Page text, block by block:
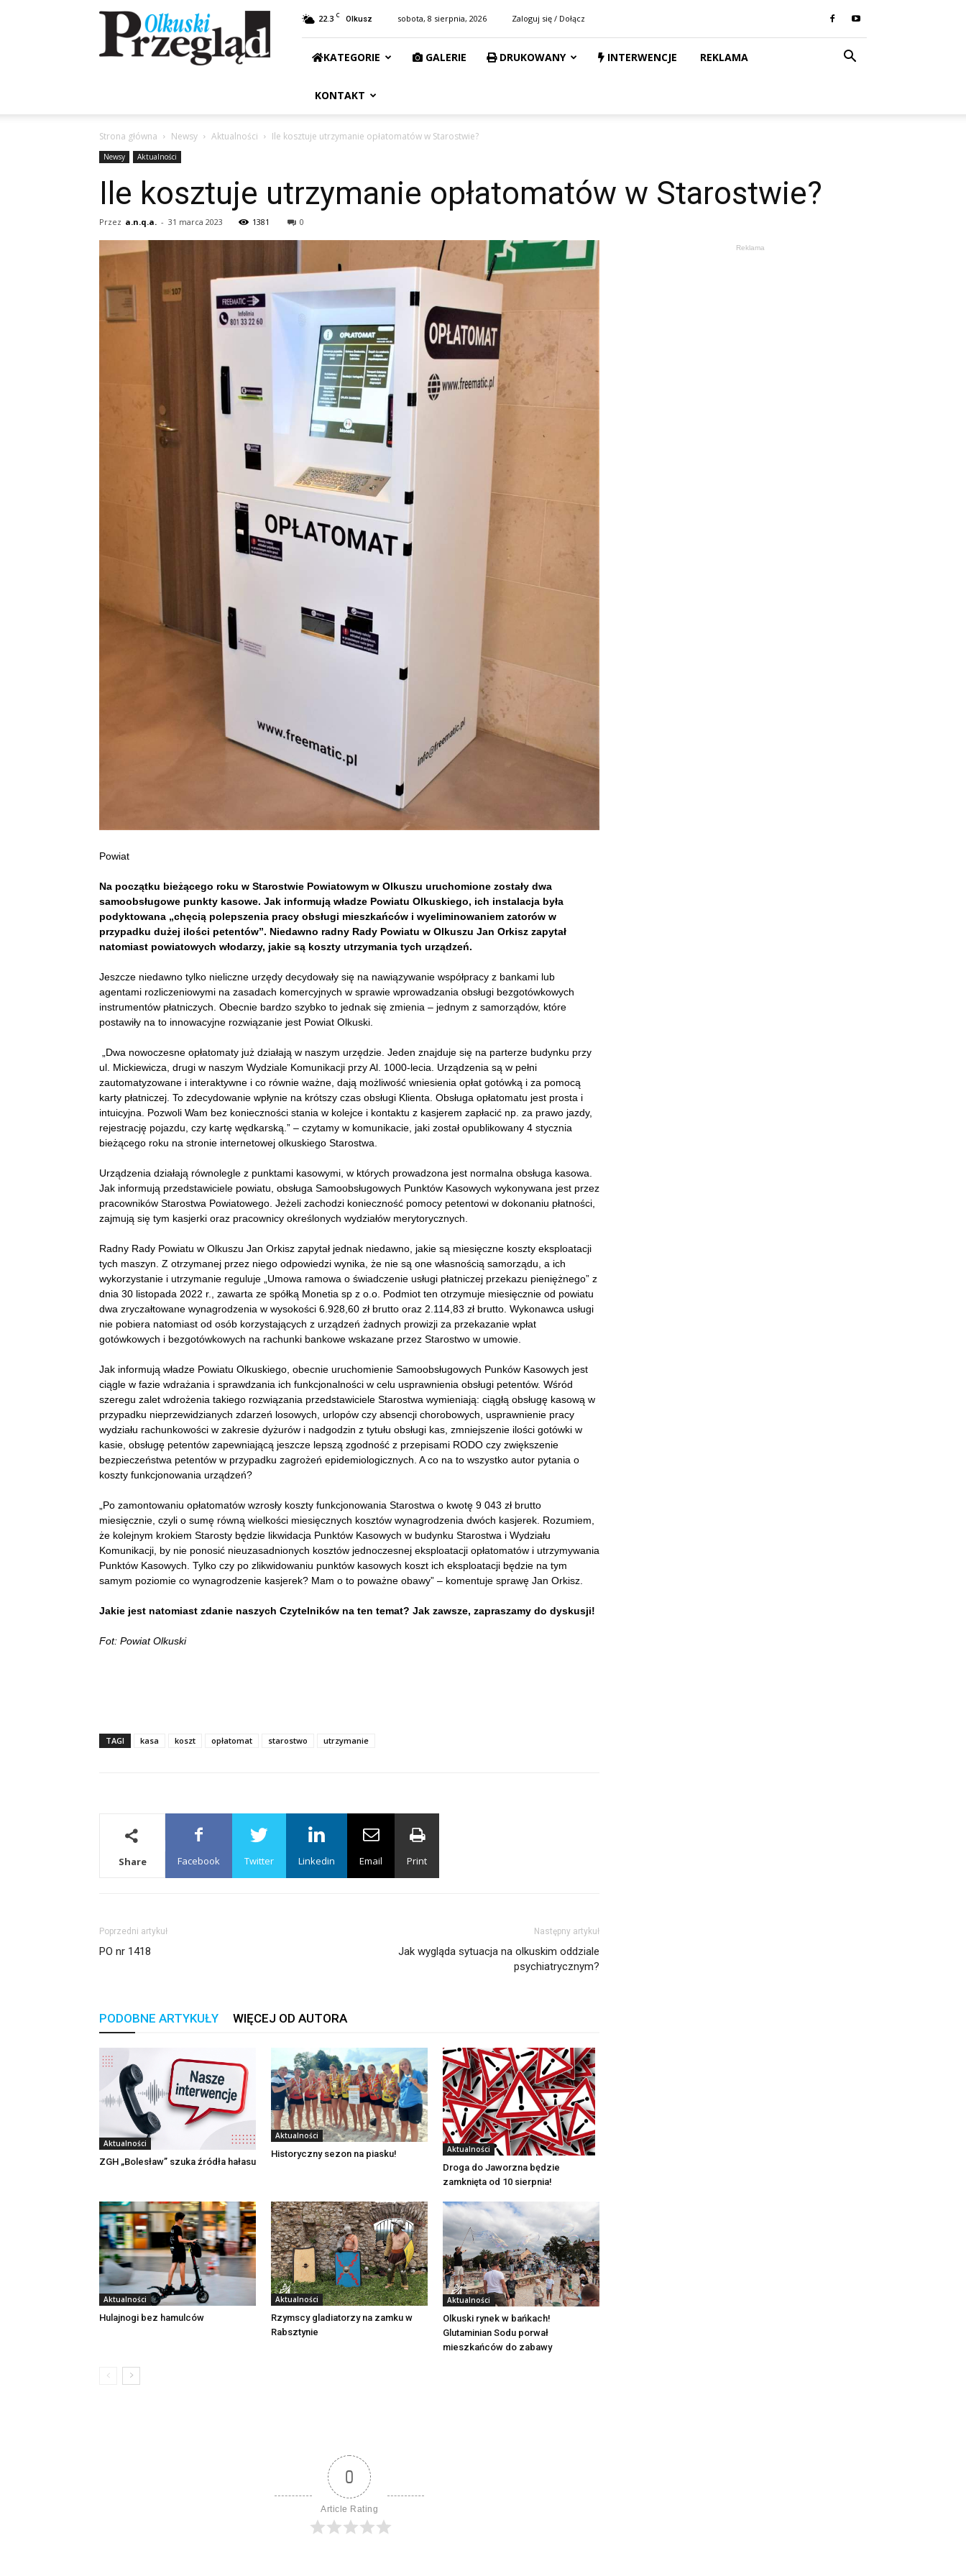
Przegląd
Olkuski
22.3 C Olkusz sobota, 8 sierpnia, 2026 Zaloguj się / Dołącz
KATEGORIE GALERIE DRUKOWANY INTERWENCJE REKLAMA
KONTAKT
Strona główna Newsy Aktualności Ile kosztuje utrzymanie opłatomatów w Starostwie?
Newsy Aktualności
Ile kosztuje utrzymanie opłatomatów w Starostwie?
Przez a.n.q.a. - 31 marca 2023 1381 0
Powiat
Na początku bieżącego roku w Starostwie Powiatowym w Olkuszu uruchomione zostały dwa
samoobsługowe punkty kasowe. Jak informują władze Powiatu Olkuskiego, ich instalacja była
podyktowana „chęcią polepszenia pracy obsługi mieszkańców i wyeliminowaniem zatorów w
przypadku dużej ilości petentów”. Niedawno radny Rady Powiatu w Olkuszu Jan Orkisz zapytał
natomiast powiatowych włodarzy, jakie są koszty utrzymania tych urządzeń.
Jeszcze niedawno tylko nieliczne urzędy decydowały się na nawiązywanie współpracy z bankami lub
agentami rozliczeniowymi na zasadach komercyjnych w sprawie wprowadzania obsługi bezgotówkowych
instrumentów płatniczych. Obecnie bardzo szybko to jednak się zmienia – jednym z samorządów, które
postawiły na to innowacyjne rozwiązanie jest Powiat Olkuski.
„Dwa nowoczesne opłatomaty już działają w naszym urzędzie. Jeden znajduje się na parterze budynku przy
ul. Mickiewicza, drugi w naszym Wydziale Komunikacji przy Al. 1000-lecia. Urządzenia są w pełni
zautomatyzowane i interaktywne i co równie ważne, dają możliwość wniesienia opłat gotówką i za pomocą
karty płatniczej. To zdecydowanie wpłynie na krótszy czas obsługi Klienta. Obsługa opłatomatu jest prosta i
intuicyjna. Pozwoli Wam bez konieczności stania w kolejce i kontaktu z kasjerem zapłacić np. za prawo jazdy,
rejestrację pojazdu, czy kartę wędkarską.” – czytamy w komunikacie, jaki został opublikowany 4 stycznia
bieżącego roku na stronie internetowej olkuskiego Starostwa.
Urządzenia działają równolegle z punktami kasowymi, w których prowadzona jest normalna obsługa kasowa.
Jak informują przedstawiciele powiatu, obsługa Samoobsługowych Punktów Kasowych wykonywana jest przez
pracowników Starostwa Powiatowego. Jeżeli zachodzi konieczność pomocy petentowi w dokonaniu płatności,
zajmują się tym kasjerki oraz pracownicy określonych wydziałów merytorycznych.
Radny Rady Powiatu w Olkuszu Jan Orkisz zapytał jednak niedawno, jakie są miesięczne koszty eksploatacji
tych maszyn. Z otrzymanej przez niego odpowiedzi wynika, że nie są one własnością samorządu, a ich
wykorzystanie i utrzymanie reguluje „Umowa ramowa o świadczenie usługi płatniczej przekazu pieniężnego” z
dnia 30 listopada 2022 r., zawarta ze spółką Monetia sp z o.o. Podmiot ten otrzymuje miesięcznie od powiatu
dwa zryczałtowane wynagrodzenia w wysokości 6.928,60 zł brutto oraz 2.114,83 zł brutto. Wykonawca usługi
nie pobiera natomiast od osób korzystających z urządzeń żadnych prowizji za przekazanie wpłat
gotówkowych i bezgotówkowych na rachunki bankowe wskazane przez Starostwo w umowie.
Jak informują władze Powiatu Olkuskiego, obecnie uruchomienie Samoobsługowych Punków Kasowych jest
ciągle w fazie wdrażania i sprawdzania ich funkcjonalności w celu usprawnienia obsługi petentów. Wśród
szeregu zalet wdrożenia takiego rozwiązania przedstawiciele Starostwa wymieniają: ciągłą obsługę kasową w
przypadku nieprzewidzianych zdarzeń losowych, urlopów czy absencji chorobowych, usprawnienie pracy
wydziału rachunkowości w zakresie dyżurów i nadgodzin z tytułu obsługi kas, zmniejszenie ilości gotówki w
kasie, obsługę petentów zapewniającą jeszcze lepszą zgodność z przepisami RODO czy zwiększenie
bezpieczeństwa petentów w przypadku zagrożeń epidemiologicznych. A co na to wszystko autor pytania o
koszty funkcjonowania urządzeń?
„Po zamontowaniu opłatomatów wzrosły koszty funkcjonowania Starostwa o kwotę 9 043 zł brutto
miesięcznie, czyli o sumę równą wielkości miesięcznych kosztów wynagrodzenia dwóch kasjerek. Rozumiem,
że kolejnym krokiem Starosty będzie likwidacja Punktów Kasowych w budynku Starostwa i Wydziału
Komunikacji, by nie ponosić nieuzasadnionych kosztów jednoczesnej eksploatacji opłatomatów i utrzymywania
Punktów Kasowych. Tylko czy po zlikwidowaniu punktów kasowych koszt ich eksploatacji będzie na tym
samym poziomie co wynagrodzenie kasjerek? Mam o to poważne obawy” – komentuje sprawę Jan Orkisz.
Jakie jest natomiast zdanie naszych Czytelników na ten temat? Jak zawsze, zapraszamy do dyskusji!
Fot: Powiat Olkuski
TAGI kasa koszt opłatomat starostwo utrzymanie
Share Facebook Twitter Linkedin Email Print
Poprzedni artykuł
PO nr 1418
Następny artykuł
Jak wygląda sytuacja na olkuskim oddziale
psychiatrycznym?
PODOBNE ARTYKUŁY WIĘCEJ OD AUTORA
Aktualności
ZGH „Bolesław” szuka źródła hałasu
Aktualności
Historyczny sezon na piasku! Aktualności
Droga do Jaworzna będzie
zamknięta od 10 sierpnia!
Aktualności
Hulajnogi bez hamulców
Aktualności
Rzymscy gladiatorzy na zamku w
Rabsztynie
Aktualności
Olkuski rynek w bańkach!
Glutaminian Sodu porwał
mieszkańców do zabawy
0
Article Rating
Reklama